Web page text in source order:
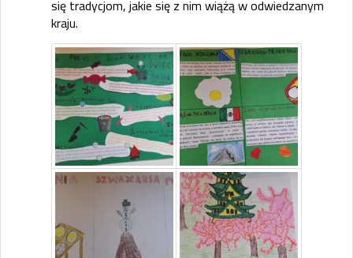
się tradycjom, jakie się z nim wiążą w odwiedzanym
kraju.